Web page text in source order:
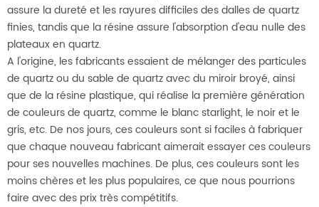
assure la dureté et les rayures difficiles des dalles de quartz
finies, tandis que la résine assure l'absorption d'eau nulle des
plateaux en quartz.
A l'origine, les fabricants essaient de mélanger des particules
de quartz ou du sable de quartz avec du miroir broyé, ainsi
que de la résine plastique, qui réalise la première génération
de couleurs de quartz, comme le blanc starlight, le noir et le
gris, etc. De nos jours, ces couleurs sont si faciles à fabriquer
que chaque nouveau fabricant aimerait essayer ces couleurs
pour ses nouvelles machines. De plus, ces couleurs sont les
moins chères et les plus populaires, ce que nous pourrions
faire avec des prix très compétitifs.